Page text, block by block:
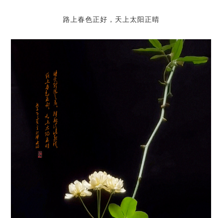
路上春色正好，天上太阳正晴